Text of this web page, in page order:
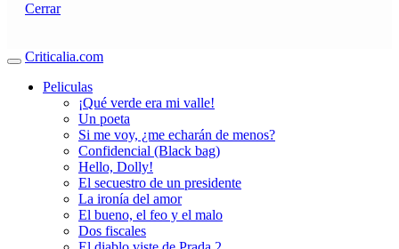
Cerrar
Criticalia.com
Peliculas
¡Qué verde era mi valle!
Un poeta
Si me voy, ¿me echarán de menos?
Confidencial (Black bag)
Hello, Dolly!
El secuestro de un presidente
La ironía del amor
El bueno, el feo y el malo
Dos fiscales